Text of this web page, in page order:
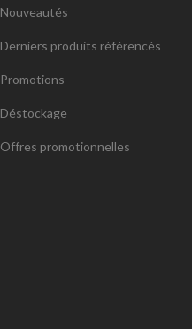
Nouveautés
Derniers produits référencés
Promotions
Déstockage
Offres promotionnelles